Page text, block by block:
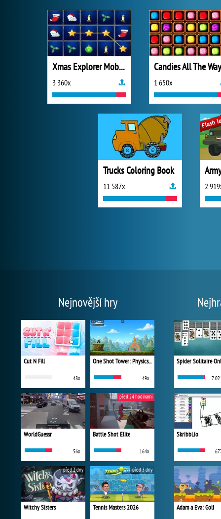
Xmas Explorer Mobile
3 360x
Candies All The Way
1 650x
Trucks Coloring Book
11 587x 2
Nejnovější hry
Cut N Fill
48x
One Shot Tower: Physics Destroyer
49x
WorldGuessr
56x
Battle Shot Elite
164x
před 24 hodinami
Witchy Sisters
před 2 dny
Tennis Masters 2026
před 3 dny
Spider Solitaire
7
Skribbl.io
Adam a Eva: Golf